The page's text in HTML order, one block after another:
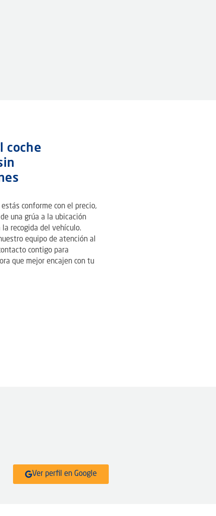
coche
conforme con el precio,
una grúa a la ubicación
recogida del vehículo.
equipo de atención al
contigo para
que mejor encajen con tu
Ver perfil en Google